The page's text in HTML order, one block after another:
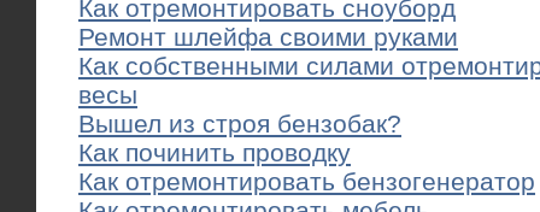
Как отремонтировать сноуборд
Ремонт шлейфа своими руками
Как собственными силами
весы
Вышел из строя бензобак?
Как починить проводку
Как отремонтировать бензогенератор